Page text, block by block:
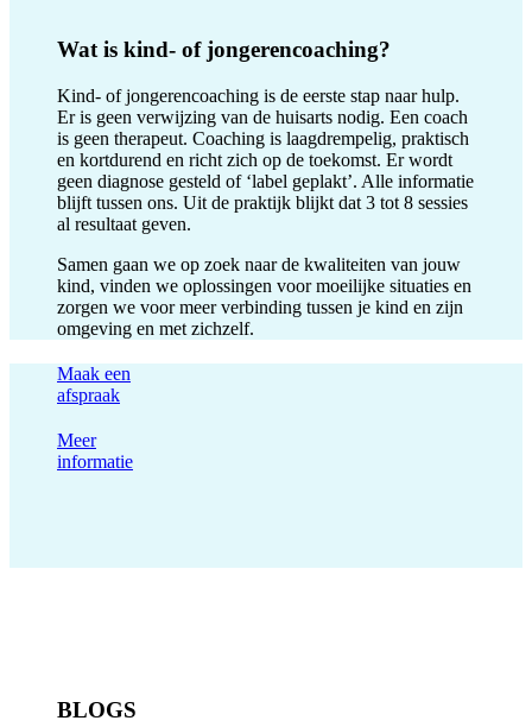
Wat is kind- of jongerencoaching?
Kind- of jongerencoaching is de eerste stap naar hulp.
Er is geen verwijzing van de huisarts nodig. Een coach
is geen therapeut. Coaching is laagdrempelig, praktisch
en kortdurend en richt zich op de toekomst. Er wordt
geen diagnose gesteld of ‘label geplakt’. Alle informatie
blijft tussen ons. Uit de praktijk blijkt dat 3 tot 8 sessies
al resultaat geven.
Samen gaan we op zoek naar de kwaliteiten van jouw
kind, vinden we oplossingen voor moeilijke situaties en
zorgen we voor meer verbinding tussen je kind en zijn
omgeving en met zichzelf.
Maak een
afspraak
Meer
informatie
BLOGS